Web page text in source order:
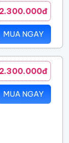
2.300.000đ
MUA NGAY
2.300.000đ
MUA NGAY